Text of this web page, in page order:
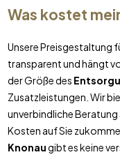
Was kostet
Unsere Preisgestaltung
transparent und hängt
der Größe des
Zusatzleistungen. Wir
unverbindliche Beratung
Kosten auf Sie
Knonaugibt es keine